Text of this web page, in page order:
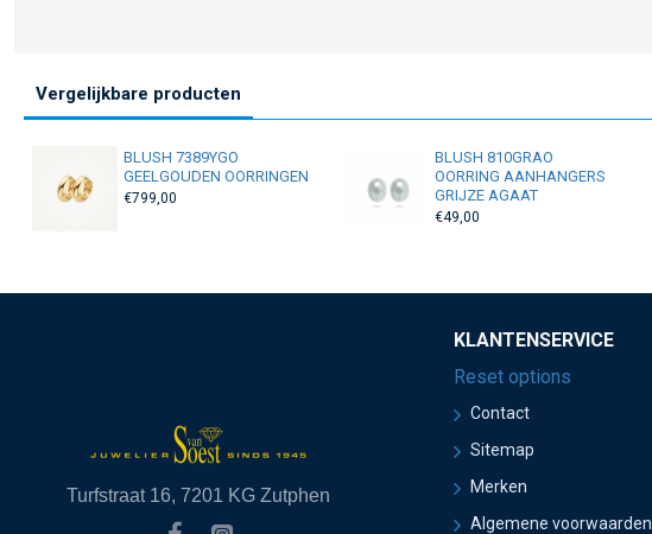
Vergelijkbare producten
BLUSH 7389YGO
GEELGOUDEN OORRINGEN
€799,00
BLUSH 810GRAO
OORRING AANHANGERS
GRIJZE AGAAT
€49,00
Turfstraat 16, 7201 KG Zutphen
KLANTENSERVICE
Reset options
Contact
Sitemap
Merken
Algemene voorwaarden